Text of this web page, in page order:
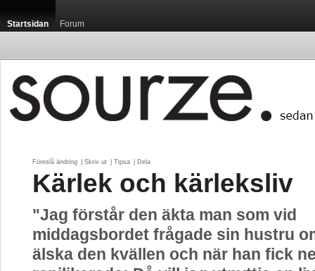
Startsidan Forum
Föreslå ändring Skriv ut Tipsa Dela
Kärlek och kärleksliv
"Jag förstår den äkta man som vid
middagsbordet frågade sin hustru
älska den kvällen och när han fick